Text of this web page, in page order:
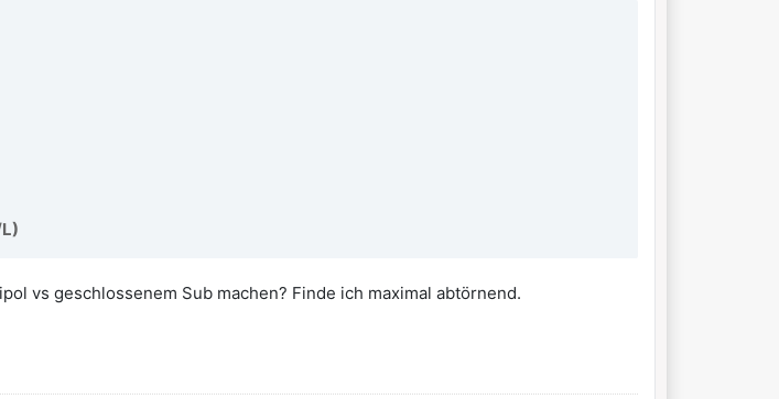
vs geschlossenem Sub machen? Finde ich maximal abtörnend.